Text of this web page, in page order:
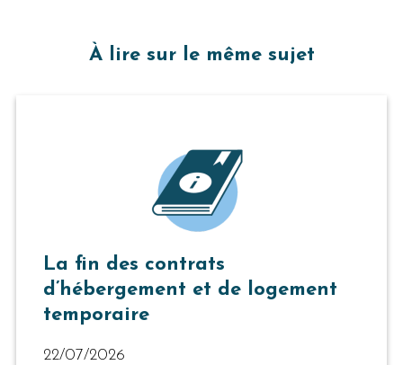
À lire sur le même sujet
La fin des contrats
d’hébergement et de logement
temporaire
22/07/2026